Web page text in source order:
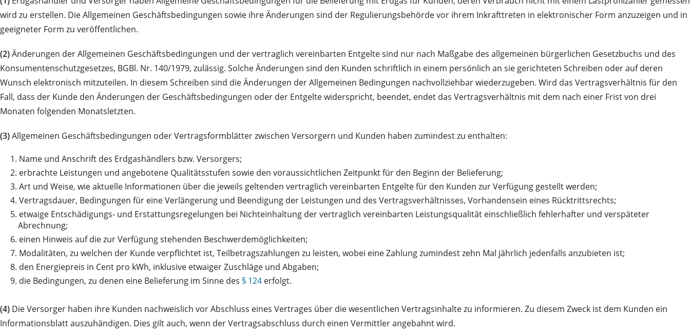
wird zu erstellen. Die Allgemeinen Geschäftsbedingungen sowie ihre Änderungen sind der Regulierungsbehörde vor ihrem Inkrafttreten in elektronischer Form anzuzeigen und in
geeigneter Form zu veröffentlichen.
(2)Änderungen der Allgemeinen Geschäftsbedingungen und der vertraglich vereinbarten Entgelte sind nur nach Maßgabe des allgemeinen bürgerlichen Gesetzbuchs und des
Konsumentenschutzgesetzes, BGBl. Nr. 140/1979, zulässig. Solche Änderungen sind den Kunden schriftlich in einem persönlich an sie gerichteten Schreiben oder auf deren
Wunsch elektronisch mitzuteilen. In diesem Schreiben sind die Änderungen der Allgemeinen Bedingungen nachvollziehbar wiederzugeben. Wird das Vertragsverhältnis für den
Fall, dass der Kunde den Änderungen der Geschäftsbedingungen oder der Entgelte widerspricht, beendet, endet das Vertragsverhältnis mit dem nach einer Frist von drei
Monaten folgenden Monatsletzten.
(3)Allgemeinen Geschäftsbedingungen oder Vertragsformblätter zwischen Versorgern und Kunden haben zumindest zu enthalten:
1. Name und Anschrift des Erdgashändlers bzw. Versorgers;
2. erbrachte Leistungen und angebotene Qualitätsstufen sowie den voraussichtlichen Zeitpunkt für den Beginn der Belieferung;
3. Art und Weise, wie aktuelle Informationen über die jeweils geltenden vertraglich vereinbarten Entgelte für den Kunden zur Verfügung gestellt werden;
4. Vertragsdauer, Bedingungen für eine Verlängerung und Beendigung der Leistungen und des Vertragsverhältnisses, Vorhandensein eines Rücktrittsrechts;
5. etwaige Entschädigungs- und Erstattungsregelungen bei Nichteinhaltung der vertraglich vereinbarten Leistungsqualität einschließlich fehlerhafter und verspäteter
Abrechnung;
6. einen Hinweis auf die zur Verfügung stehenden Beschwerdemöglichkeiten;
7. Modalitäten, zu welchen der Kunde verpflichtet ist, Teilbetragszahlungen zu leisten, wobei eine Zahlung zumindest zehn Mal jährlich jedenfalls anzubieten ist;
8. den Energiepreis in Cent pro kWh, inklusive etwaiger Zuschläge und Abgaben;
9. die Bedingungen, zu denen eine Belieferung im Sinne des § 124 erfolgt.
(4) Die Versorger haben ihre Kunden nachweislich vor Abschluss eines Vertrages über die wesentlichen Vertragsinhalte zu informieren. Zu diesem Zweck ist dem Kunden ein
Informationsblatt auszuhändigen. Dies gilt auch, wenn der Vertragsabschluss durch einen Vermittler angebahnt wird.